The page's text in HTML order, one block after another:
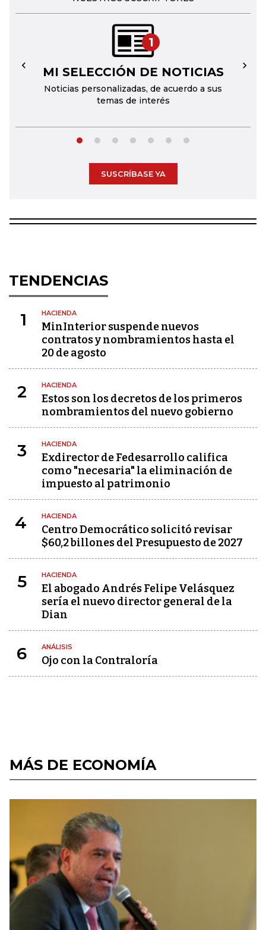
1
MI SELECCIÓN DE NOTICIAS
Noticias personalizadas, de acuerdo a sus
temas de interés
← →
SUSCRÍBASE YA
TENDENCIAS
1 HACIENDA
MinInterior suspende nuevos
contratos y nombramientos hasta el
20 de agosto
2 HACIENDA
Estos son los decretos de los primeros
nombramientos del nuevo gobierno
3 HACIENDA
Exdirector de Fedesarrollo califica
como "necesaria" la eliminación de
impuesto al patrimonio
4 HACIENDA
Centro Democrático solicitó revisar
$60,2 billones del Presupuesto de 2027
5 HACIENDA
El abogado Andrés Felipe Velásquez
sería el nuevo director general de la
Dian
6 ANÁLISIS
Ojo con la Contraloría
MÁS DE ECONOMÍA